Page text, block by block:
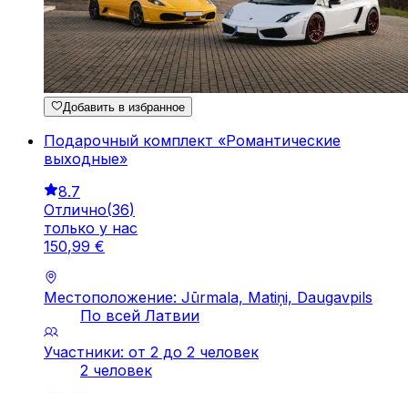
Добавить в избранное
Подарочный комплект «Романтические
выходные»
8.7
Отлично(36)
только у нас
150,99 €
Местоположение: Jūrmala, Matiņi, Daugavpils
По всей Латвии
Участники: от 2 до 2 человек
2 человек